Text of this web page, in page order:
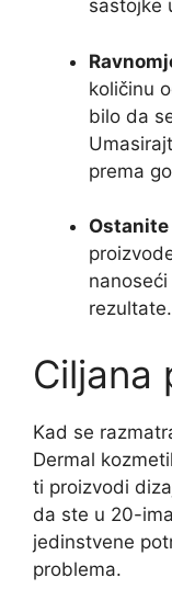
sastojke
količinu
bilo da
prema
rezultate.
Ciljana
Kad se
Dermal
ti proizvodi
da ste u 20-
jedinstvene
problema.